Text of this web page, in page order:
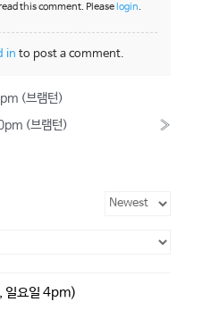
this comment. Please login.
in to post a comment.
(브램턴)
(브램턴)
»
일요일 4pm)